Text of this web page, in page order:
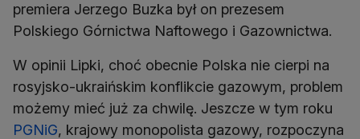
premiera Jerzego Buzka był on prezesem
Polskiego Górnictwa Naftowego i Gazownictwa.
W opinii Lipki, choć obecnie Polska nie cierpi na
rosyjsko-ukraińskim konflikcie gazowym, problem
możemy mieć już za chwilę. Jeszcze w tym roku
PGNiG, krajowy monopolista gazowy, rozpoczyna